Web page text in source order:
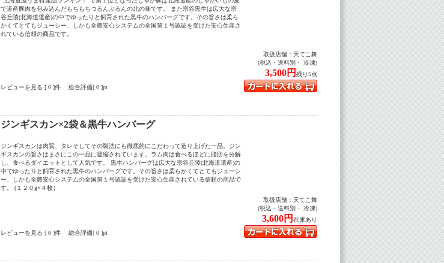
で道産豚肉を包み込んだもちもちつるんぷるんの北の味です。 また宗谷黒牛は広大な宗
谷丘陵(北海道遺産)の中でゆったりと飼育された黒牛のハンバーグです。その旨さは柔ら
かくてとてもジューシー、しかも全農安心システムの全国第１号認証を受けた安心生産さ
れている信頼の商品です。
レビューを見る [ 0 ]件 総合評価[ 0 ]pt
取扱店舗： 天てこ舞
(税込・送料別・ 冷凍)
3,500円 残り5点
ジンギスカン×2袋＆黒牛ハンバーグ
ジンギスカンは肉質、タレそしてその製法にも徹底的にこだわって造り上げた一品。ジン
ギスカンの旨さはまさにこの一品に凝縮されています。ラム肉は食べるほどに脂肪を分解
し、食べるダイエットとして人気です。 黒牛ハンバーグは広大な宗谷丘陵(北海道遺産)の
中でゆったりと飼育された黒牛のハンバーグです。その旨さは柔らかくてとてもジューシ
ー、しかも全農安心システムの全国第１号認証を受けた安心生産されている信頼の商品で
す。 (１２０g×４枚）
レビューを見る [ 0 ]件 総合評価[ 0 ]pt
取扱店舗： 天てこ舞
(税込・送料別・ 冷凍)
3,600円 在庫あり